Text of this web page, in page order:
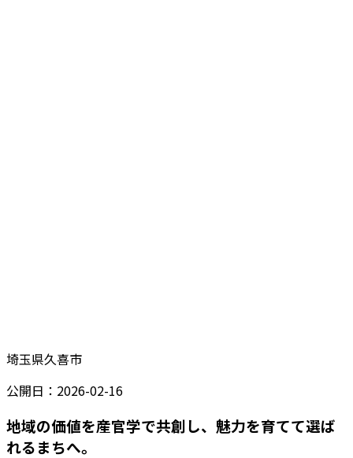
埼玉県久喜市
公開日： 2026-02-16
地域の価値を産官学で共創し、魅力を育てて選ば
れるまちへ。